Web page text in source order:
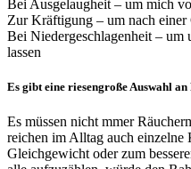
Bei Ausgelaugheit – um mich
Zur Kräftigung – um nach einer
Bei Niedergeschlagenheit – um
lassen
Es gibt eine riesengroße Auswahl
Es müssen nicht mmer
reichen im Alltag auch einzelne
Gleichgewicht oder zum